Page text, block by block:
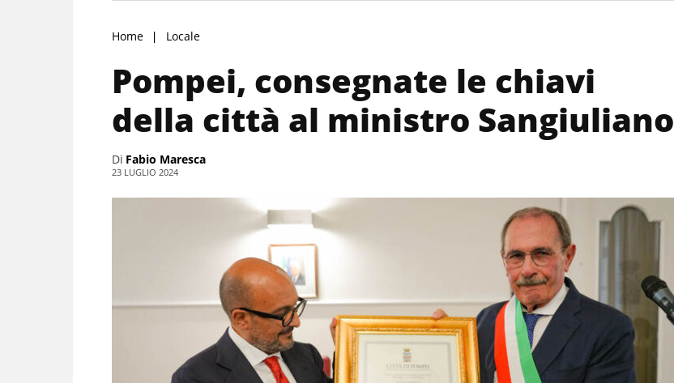
Home Locale
Pompei, consegnate le chiavi
della città al ministro Sangiuliano
Di Fabio Maresca
23 LUGLIO 2024